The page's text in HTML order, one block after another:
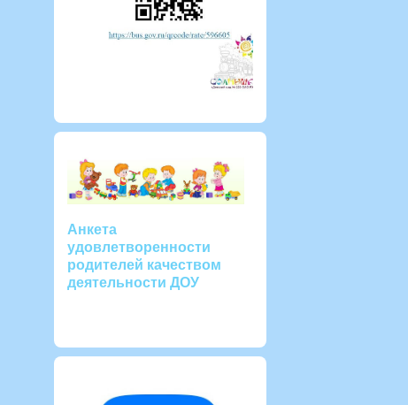
Анкета
удовлетворенности
родителей качеством
деятельности ДОУ